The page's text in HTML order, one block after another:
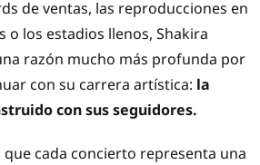
de ventas, las reproducciones en
o los estadios llenos, Shakira
razón mucho más profunda por
con su carrera artística: la
con sus seguidores.
cada concierto representa una